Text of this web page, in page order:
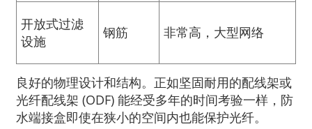
开放式过滤
设施
钢筋 非常高，大型网络
良好的物理设计和结构。正如坚固耐用的配线架或
光纤配线架 (ODF) 能经受多年的时间考验一样，防
水端接盒即使在狭小的空间内也能保护光纤。